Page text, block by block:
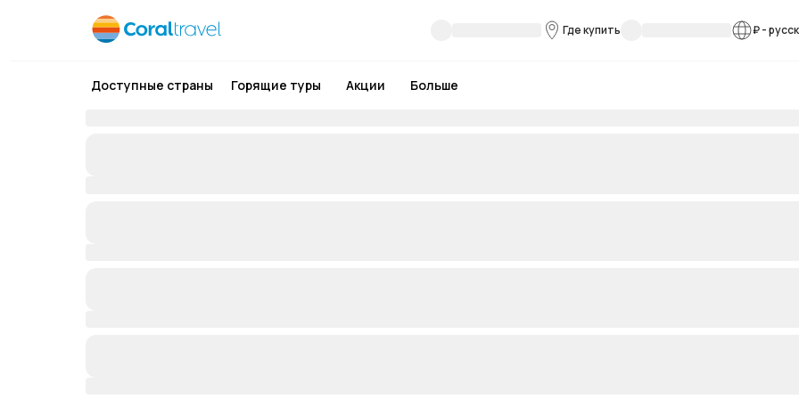
Где купить ₽-
Доступные страны Горящие туры Акции Больше